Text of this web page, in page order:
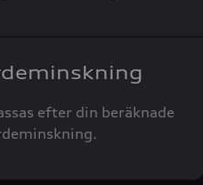
efter din beräknade